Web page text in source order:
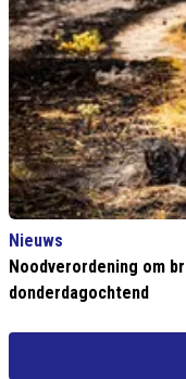
Nieuws
Noodverordening om
donderdagochtend